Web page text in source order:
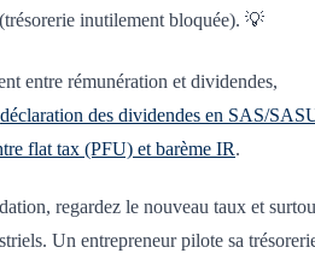
inutilement bloquée). 💡
entre rémunération et dividendes,
déclaration des dividendes en SAS/
flat tax (PFU) et barème IR.
regardez le nouveau taux et
Un entrepreneur pilote sa